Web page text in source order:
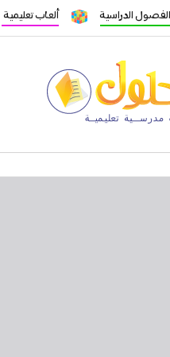
الفصول الدراسية ألعاب تعليمية